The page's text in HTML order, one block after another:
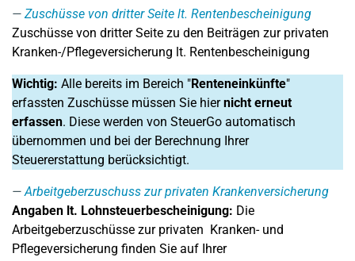
Zuschüsse von dritter Seite lt. Rentenbescheinigung
Zuschüsse von dritter Seite zu den Beiträgen zur privaten
Kranken-/Pflegeversicherung lt. Rentenbescheinigung
Wichtig: Alle bereits im Bereich "Renteneinkünfte"
erfassten Zuschüsse müssen Sie hiernicht erneut
erfassen. Diese werden von SteuerGo automatisch
übernommen und bei der Berechnung Ihrer
Steuererstattung berücksichtigt.
Arbeitgeberzuschuss zur privaten Krankenversicherung
Angaben lt. Lohnsteuerbescheinigung: Die
Arbeitgeberzuschüsse zur privaten Kranken- und
Pflegeversicherung finden Sie auf Ihrer